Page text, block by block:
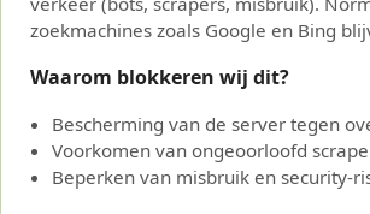
zoekmachines zoals Google en Bing
Waarom blokkeren wij dit?
Bescherming van de server tegen
Voorkomen van ongeoorloofd
Beperken van misbruik en security-